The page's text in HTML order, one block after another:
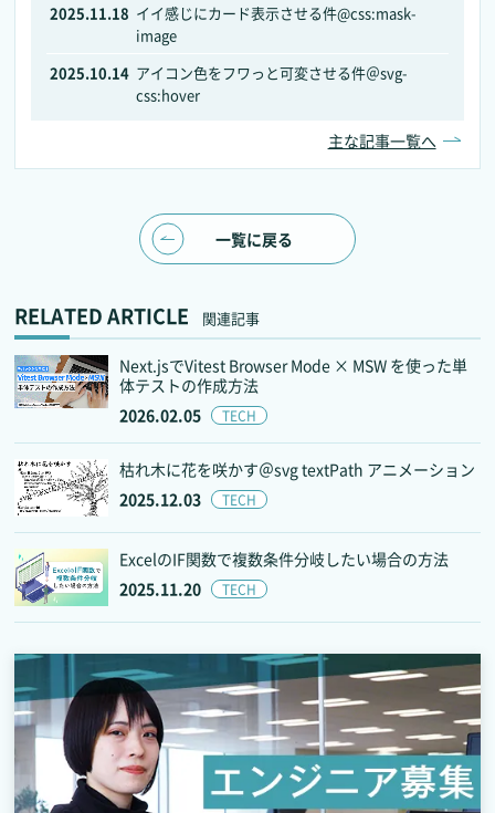
2025.11.18 イイ感じにカード表示させる件@css:mask-
image
2025.10.14 アイコン色をフワっと可変させる件＠svg-
css:hover
主な記事一覧へ
一覧に戻る
RELATED ARTICLE 関連記事
2026.02.05 TECH
Next.jsでVitest Browser Mode × MSW を使った単
体テストの作成方法
2025.12.03 TECH
枯れ木に花を咲かす＠svg textPath アニメーション
2025.11.20 TECH
ExcelのIF関数で複数条件分岐したい場合の方法